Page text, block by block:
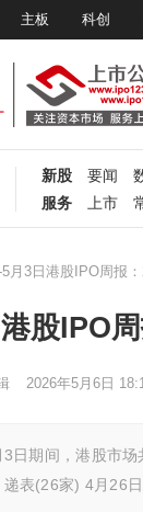
主板 科创
新股 要闻
服务
上市
月3日港股IPO周报
股IPO
2026年5月6日
日期间，港股市
表(26家) 4月26